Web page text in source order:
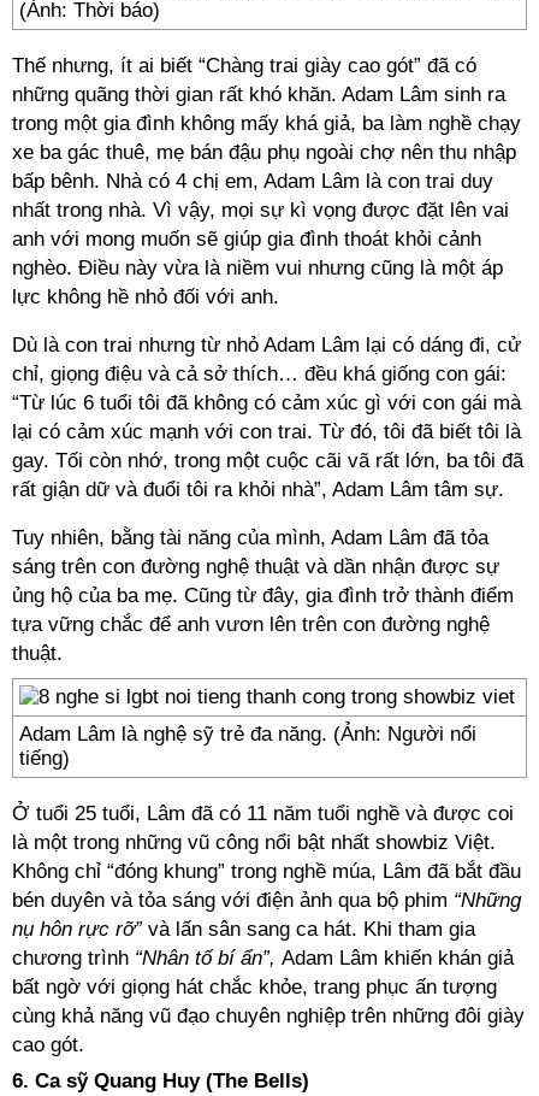
(Ảnh: Thời báo)
Thế nhưng, ít ai biết “Chàng trai giày cao gót” đã có
những quãng thời gian rất khó khăn. Adam Lâm sinh ra
trong một gia đình không mấy khá giả, ba làm nghề chạy
xe ba gác thuê, mẹ bán đậu phụ ngoài chợ nên thu nhập
bấp bênh. Nhà có 4 chị em, Adam Lâm là con trai duy
nhất trong nhà. Vì vậy, mọi sự kì vọng được đặt lên vai
anh với mong muốn sẽ giúp gia đình thoát khỏi cảnh
nghèo. Điều này vừa là niềm vui nhưng cũng là một áp
lực không hề nhỏ đối với anh.
Dù là con trai nhưng từ nhỏ Adam Lâm lại có dáng đi, cử
chỉ, giọng điệu và cả sở thích… đều khá giống con gái:
“Từ lúc 6 tuổi tôi đã không có cảm xúc gì với con gái mà
lại có cảm xúc mạnh với con trai. Từ đó, tôi đã biết tôi là
gay. Tối còn nhớ, trong một cuộc cãi vã rất lớn, ba tôi đã
rất giận dữ và đuổi tôi ra khỏi nhà”, Adam Lâm tâm sự.
Tuy nhiên, bằng tài năng của mình, Adam Lâm đã tỏa
sáng trên con đường nghệ thuật và dần nhận được sự
ủng hộ của ba mẹ. Cũng từ đây, gia đình trở thành điểm
tựa vững chắc để anh vươn lên trên con đường nghệ
thuật.
Adam Lâm là nghệ sỹ trẻ đa năng. (Ảnh: Người nổi
tiếng)
Ở tuổi 25 tuổi, Lâm đã có 11 năm tuổi nghề và được coi
là một trong những vũ công nổi bật nhất showbiz Việt.
Không chỉ “đóng khung” trong nghề múa, Lâm đã bắt đầu
bén duyên và tỏa sáng với điện ảnh qua bộ phim “Những
nụ hôn rực rỡ” và lấn sân sang ca hát. Khi tham gia
chương trình “Nhân tố bí ẩn”, Adam Lâm khiến khán giả
bất ngờ với giọng hát chắc khỏe, trang phục ấn tượng
cùng khả năng vũ đạo chuyên nghiệp trên những đôi giày
cao gót.
6. Ca sỹ Quang Huy (The Bells)